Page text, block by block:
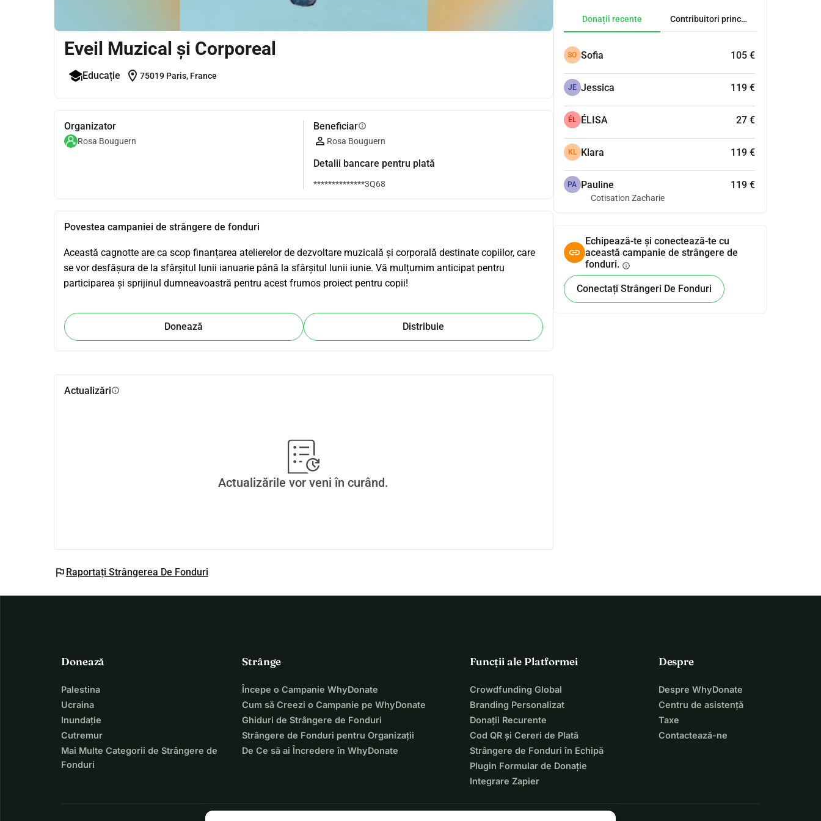
Eveil Muzical și Corporeal
Educație location_on 75019 Paris, France
Organizator
Rosa Bouguern
Beneficiarinfo
Rosa Bouguern
Detalii bancare pentru plată
**************3Q68
Povestea campaniei de strângere de fonduri
Această cagnotte are ca scop finanțarea atelierelor de dezvoltare muzicală și corporală destinate copiilor, care
se vor desfășura de la sfârșitul lunii ianuarie până la sfârșitul lunii iunie. Vă mulțumim anticipat pentru
participarea și sprijinul dumneavoastră pentru acest frumos proiect pentru copii!
Donează Distribuie
Actualizăriinfo
Actualizările vor veni în curând.
flag Raportați Strângerea De Fonduri
Donații recente Contribuitori principali
SO Sofia 105 €
JE Jessica 119 €
ÉL ÉLISA 27 €
KL Klara 119 €
PA Pauline 119 €
Cotisation Zacharie
Echipează-te și conectează-te cu
această campanie de strângere de
fonduri. info
Conectați Strângeri De Fonduri
Donează
Palestina
Ucraina
Inundație
Cutremur
Mai Multe Categorii de Strângere de
Fonduri
Strânge
Începe o Campanie WhyDonate
Cum să Creezi o Campanie pe WhyDonate
Ghiduri de Strângere de Fonduri
Strângere de Fonduri pentru Organizații
De Ce să ai Încredere în WhyDonate
Funcții ale Platformei
Crowdfunding Global
Branding Personalizat
Donații Recurente
Cod QR și Cereri de Plată
Strângere de Fonduri în Echipă
Plugin Formular de Donație
Integrare Zapier
Despre
Despre WhyDonate
Centru de asistență
Taxe
Contactează-ne